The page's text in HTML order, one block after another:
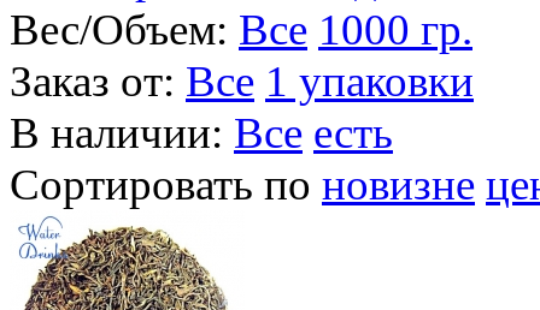
Вес/Объем: Все 1000 гр.
Заказ от: Все 1 упаковки
В наличии: Все есть
Сортировать по новизне